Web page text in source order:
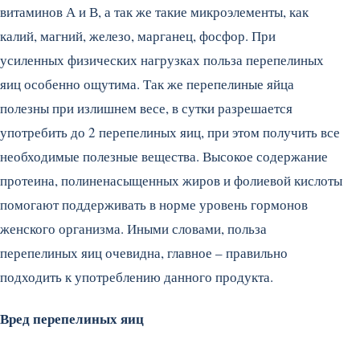
витаминов А и В, а так же такие микроэлементы, как
калий, магний, железо, марганец, фосфор. При
усиленных физических нагрузках польза перепелиных
яиц особенно ощутима. Так же перепелиные яйца
полезны при излишнем весе, в сутки разрешается
употребить до 2 перепелиных яиц, при этом получить все
необходимые полезные вещества. Высокое содержание
протеина, полиненасыщенных жиров и фолиевой кислоты
помогают поддерживать в норме уровень гормонов
женского организма. Иными словами, польза
перепелиных яиц очевидна, главное – правильно
подходить к употреблению данного продукта.
Вред перепелиных яиц